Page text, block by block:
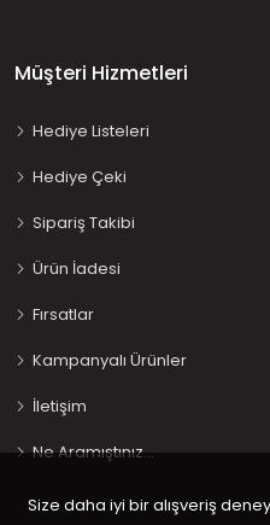
Müşteri Hizmetleri
Hediye Listeleri
Hediye Çeki
Sipariş Takibi
Ürün İadesi
Fırsatlar
Kampanyalı Ürünler
İletişim
Ne Aramıştınız…
Size daha iyi bir alışveriş